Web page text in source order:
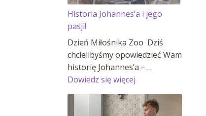
Historia Johannes’a i jego
pasji!
Dzień Miłośnika Zoo Dziś
chcielibyśmy opowiedzieć Wam
historię Johannes’a –…
Dowiedz się więcej:
Historia
Johannes’a